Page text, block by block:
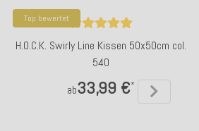
Top bewertet
H.O.C.K. Swirly Line Kissen 50x50cm col.
540
ab33,99 €*